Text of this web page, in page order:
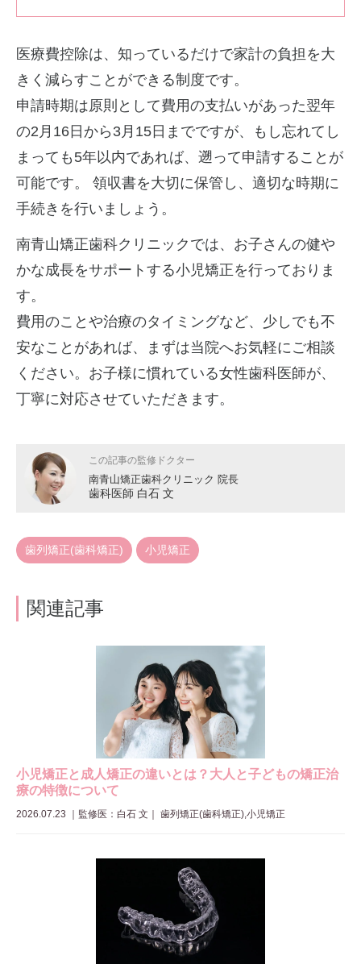
医療費控除は、知っているだけで家計の負担を大
きく減らすことができる制度です。
申請時期は原則として費用の支払いがあった翌年
の2月16日から3月15日までですが、もし忘れてし
まっても5年以内であれば、遡って申請することが
可能です。 領収書を大切に保管し、適切な時期に
手続きを行いましょう。
南青山矯正歯科クリニックでは、お子さんの健や
かな成長をサポートする小児矯正を行っておりま
す。
費用のことや治療のタイミングなど、少しでも不
安なことがあれば、まずは当院へお気軽にご相談
ください。お子様に慣れている女性歯科医師が、
丁寧に対応させていただきます。
この記事の監修ドクター
南青山矯正歯科クリニック 院長
歯科医師 白石 文
歯列矯正(歯科矯正) 小児矯正
関連記事
小児矯正と成人矯正の違いとは？大人と子どもの矯正治
療の特徴について
2026.07.23 ｜ 監修医：白石 文 ｜ 歯列矯正(歯科矯正),小児矯正